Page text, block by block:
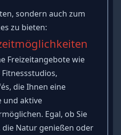
sondern auch zum
zu bieten:
Freizeitangebote wie
die Ihnen eine
und aktive
Egal, ob Sie
Natur genießen oder